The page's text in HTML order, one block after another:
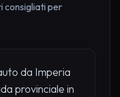
consigliati per
da Imperia
provinciale in